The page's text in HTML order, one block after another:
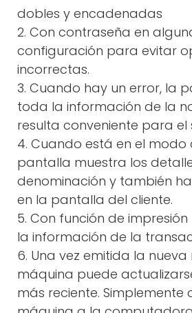
dobles y encadenadas
2. Con contraseña en
configuración para evitar
incorrectas.
3. Cuando hay un error, la
toda la información de la
resulta conveniente para el
4. Cuando está en el modo
pantalla muestra los
denominación y también
en la pantalla del cliente.
5. Con función de
la información de la
6. Una vez emitida la
máquina puede
más reciente. Simplemente